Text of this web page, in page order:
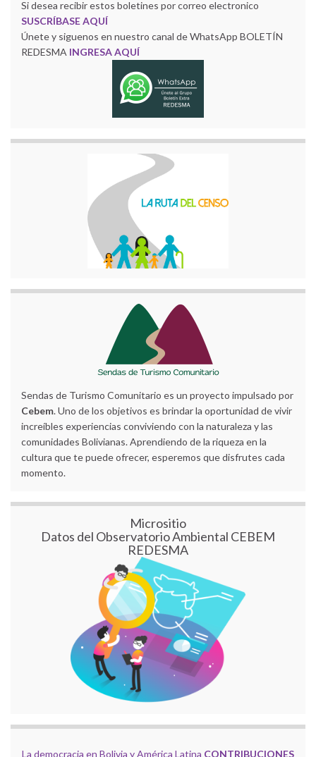
Si desea recibir estos boletines por correo electronico
SUSCRÍBASE AQUÍ
Únete y siguenos en nuestro canal de WhatsApp BOLETÍN
REDESMA INGRESA AQUÍ
Sendas de Turismo Comunitario es un proyecto impulsado por
Cebem. Uno de los objetivos es brindar la oportunidad de vivir
increíbles experiencias conviviendo con la naturaleza y las
comunidades Bolivianas. Aprendiendo de la riqueza en la
cultura que te puede ofrecer, esperemos que disfrutes cada
momento.
Micrositio
Datos del Observatorio Ambiental CEBEM
REDESMA
La democracia en Bolivia y América Latina CONTRIBUCIONES